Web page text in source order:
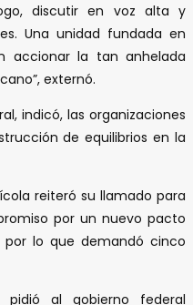
discutir en voz alta y
Una unidad fundada en
accionar la tan anhelada
externó.
indicó, las organizaciones
de equilibrios en la
reiteró su llamado para
por un nuevo pacto
lo que demandó cinco
pidió al gobierno federal